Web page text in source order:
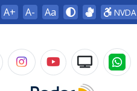
A+ A- Aa NVDA